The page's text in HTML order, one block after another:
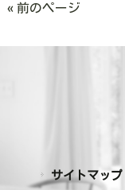
« 前のページ
サイトマップ